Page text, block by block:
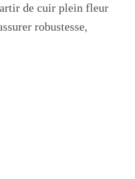
de cuir plein fleur
robustesse,